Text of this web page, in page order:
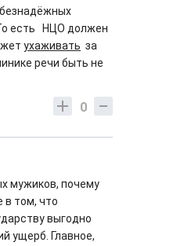
есть НЦО должен
ухаживать за
речи быть не
0
мужиков, почему
в том, что
выгодно
ущерб. Главное,